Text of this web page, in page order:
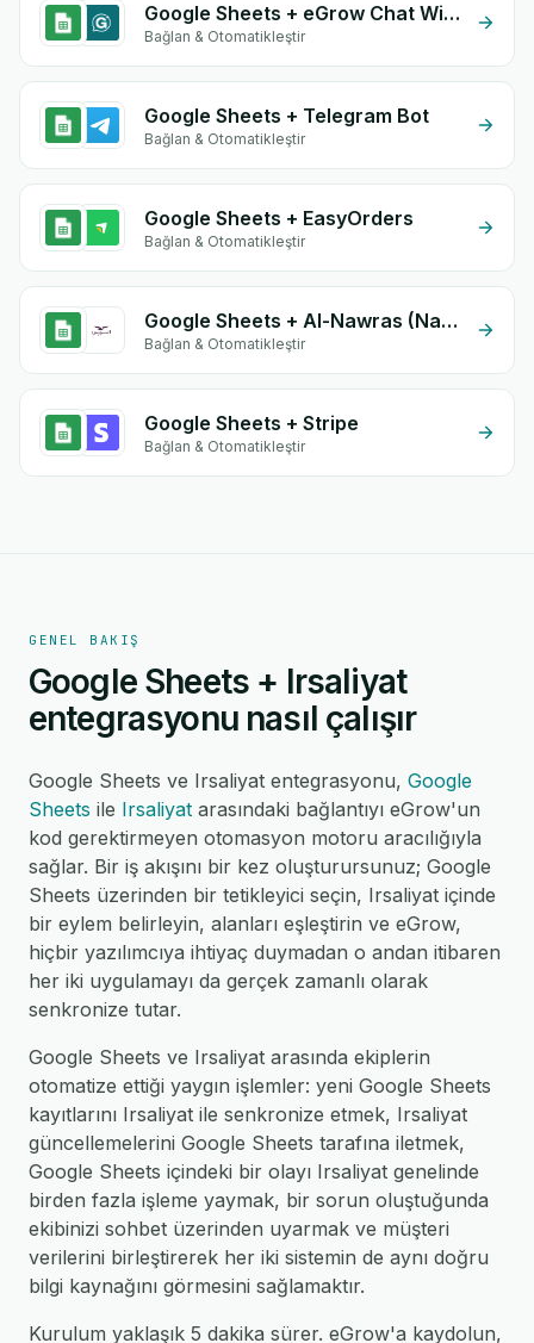
Google Sheets + eGrow Chat Widget
Bağlan & Otomatikleştir
Google Sheets + Telegram Bot
Bağlan & Otomatikleştir
Google Sheets + EasyOrders
Bağlan & Otomatikleştir
Google Sheets + Al-Nawras (Nawris)
Bağlan & Otomatikleştir
Google Sheets + Stripe
Bağlan & Otomatikleştir
GENEL BAKIŞ
Google Sheets + Irsaliyat
entegrasyonu nasıl çalışır
Google Sheets ve Irsaliyat entegrasyonu, Google
Sheets ile Irsaliyat arasındaki bağlantıyı eGrow'un
kod gerektirmeyen otomasyon motoru aracılığıyla
sağlar. Bir iş akışını bir kez oluşturursunuz; Google
Sheets üzerinden bir tetikleyici seçin, Irsaliyat içinde
bir eylem belirleyin, alanları eşleştirin ve eGrow,
hiçbir yazılımcıya ihtiyaç duymadan o andan itibaren
her iki uygulamayı da gerçek zamanlı olarak
senkronize tutar.
Google Sheets ve Irsaliyat arasında ekiplerin
otomatize ettiği yaygın işlemler: yeni Google Sheets
kayıtlarını Irsaliyat ile senkronize etmek, Irsaliyat
güncellemelerini Google Sheets tarafına iletmek,
Google Sheets içindeki bir olayı Irsaliyat genelinde
birden fazla işleme yaymak, bir sorun oluştuğunda
ekibinizi sohbet üzerinden uyarmak ve müşteri
verilerini birleştirerek her iki sistemin de aynı doğru
bilgi kaynağını görmesini sağlamaktır.
Kurulum yaklaşık 5 dakika sürer. eGrow'a kaydolun,